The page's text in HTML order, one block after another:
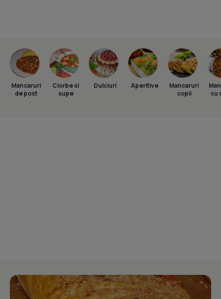
Mancaruri
de post
Ciorbe si
supe
Dulciuri Aperitive
Mancaruri
copii
cu